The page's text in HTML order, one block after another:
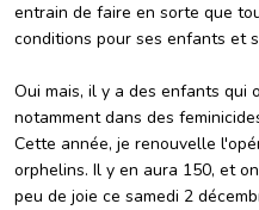
entrain de faire en sorte que
conditions pour ses enfants et
Oui mais, il y a des enfants qui
notamment dans des
Cette année, je renouvelle
orphelins. Il y en aura 150, et
peu de joie ce samedi 2